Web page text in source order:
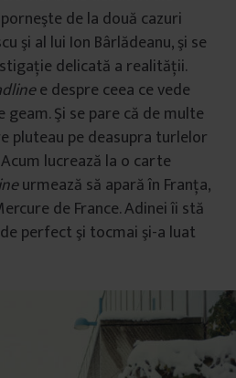
de la două cazuri
şi al lui Ion Bârlădeanu, şi se
delicată a realităţii.
e despre ceea ce vede
Şi se pare că de multe
pluteau pe deasupra turlelor
lucrează la o carte
urmează să apară în Franţa,
de France. Adinei îi stă
perfect şi tocmai şi-a luat